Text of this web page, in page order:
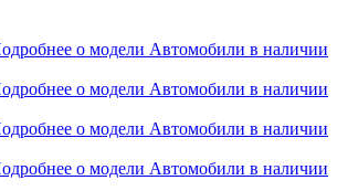
о модели Автомобили в наличии
о модели Автомобили в наличии
о модели Автомобили в наличии
о модели Автомобили в наличии